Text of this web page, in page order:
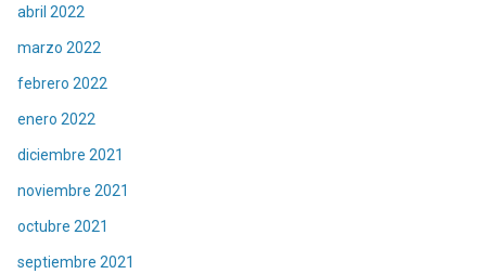
abril 2022
marzo 2022
febrero 2022
enero 2022
diciembre 2021
noviembre 2021
octubre 2021
septiembre 2021